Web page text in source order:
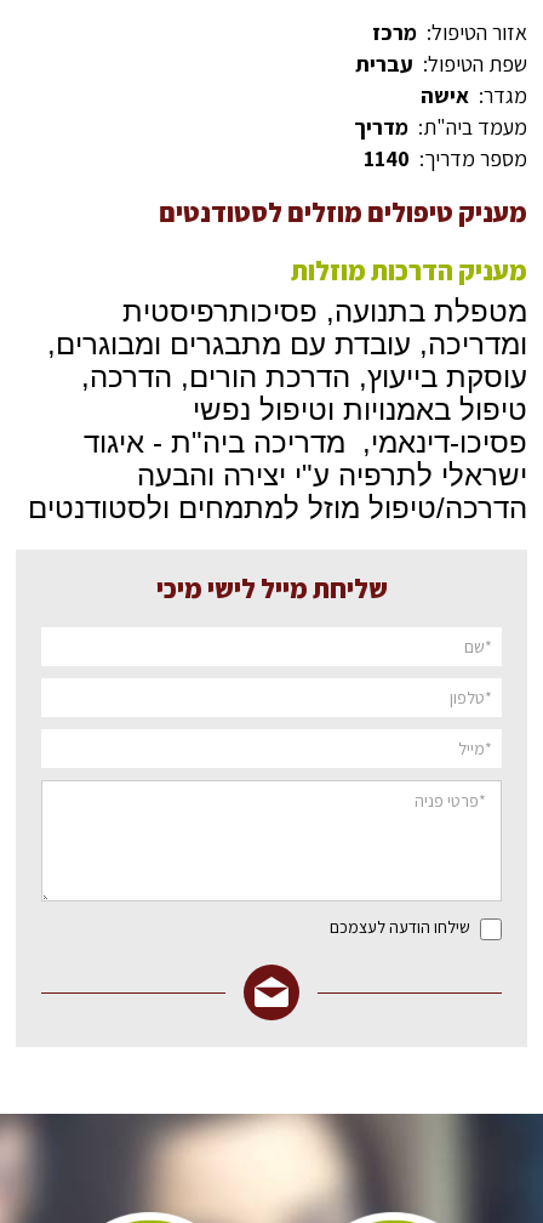
אזור הטיפול: מרכז
שפת הטיפול: עברית
מגדר: אישה
מעמד ביה"ת: מדריך
מספר מדריך: 1140
מעניק טיפולים מוזלים לסטודנטים
מעניק הדרכות מוזלות
מטפלת בתנועה, פסיכותרפיסטית
ומדריכה, עובדת עם מתבגרים ומבוגרים,
עוסקת בייעוץ, הדרכת הורים, הדרכה,
טיפול באמנויות וטיפול נפשי
פסיכו-דינאמי, מדריכה ביה"ת - איגוד
ישראלי לתרפיה ע"י יצירה והבעה
הדרכה/טיפול מוזל למתמחים ולסטודנטים
שליחת מייל לישי מיכי
שילחו הודעה לעצמכם